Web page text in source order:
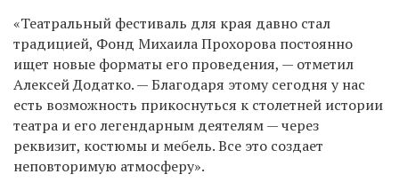
«Театральный фестиваль для края давно стал
традицией, Фонд Михаила Прохорова постоянно
ищет новые форматы его проведения, — отметил
Алексей Додатко. — Благодаря этому сегодня у нас
есть возможность прикоснуться к столетней истории
театра и его легендарным деятелям — через
реквизит, костюмы и мебель. Все это создает
неповторимую атмосферу».